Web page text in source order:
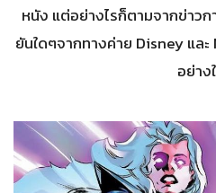
หนัง แต่อย่างไรก็ตามจากข่าว
ยันใดๆจากทางค่าย Disney แล
อย่าง